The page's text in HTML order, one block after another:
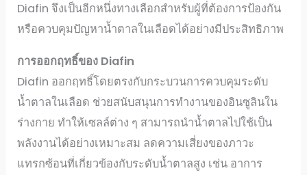
Diafin จึงเป็นอีกหนึ่งทางเลือกสำหรับผู้ที่ต้องการป้องกัน
หรือควบคุมปัญหาน้ำตาลในเลือดได้อย่างมีประสิทธิภาพ
การออกฤทธิ์ของ Diafin
Diafin ออกฤทธิ์โดยตรงกับกระบวนการควบคุมระดับ
น้ำตาลในเลือด ช่วยสนับสนุนการทำงานของอินซูลินใน
ร่างกาย ทำให้เซลล์ต่าง ๆ สามารถนำน้ำตาลไปใช้เป็น
พลังงานได้อย่างเหมาะสม ลดความเสี่ยงของภาวะ
แทรกซ้อนที่เกี่ยวข้องกับระดับน้ำตาลสูง เช่น อาการ